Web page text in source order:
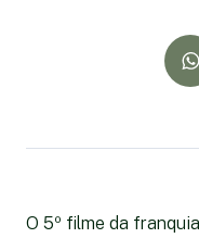
O 5º filme da franquia